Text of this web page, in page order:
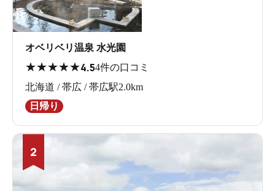
オベリベリ温泉 水光園
★★★★★4.54件の口コミ
北海道 / 帯広 / 帯広駅2.0km
日帰り
2